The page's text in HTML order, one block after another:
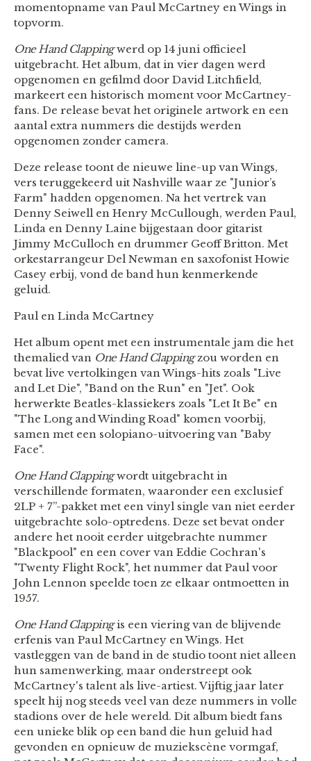
momentopname van Paul McCartney en Wings in
topvorm.
One Hand Clappingwerd op 14 juni officieel
uitgebracht. Het album, dat in vier dagen werd
opgenomen en gefilmd door David Litchfield,
markeert een historisch moment voor McCartney-
fans. De release bevat het originele artwork en een
aantal extra nummers die destijds werden
opgenomen zonder camera.
Deze release toont de nieuwe line-up van Wings,
vers teruggekeerd uit Nashville waar ze "Junior’s
Farm" hadden opgenomen. Na het vertrek van
Denny Seiwell en Henry McCullough, werden Paul,
Linda en Denny Laine bijgestaan door gitarist
Jimmy McCulloch en drummer Geoff Britton. Met
orkestarrangeur Del Newman en saxofonist Howie
Casey erbij, vond de band hun kenmerkende
geluid.
Paul en Linda McCartney
Het album opent met een instrumentale jam die het
themalied van One Hand Clappingzou worden en
bevat live vertolkingen van Wings-hits zoals "Live
and Let Die", "Band on the Run" en "Jet". Ook
herwerkte Beatles-klassiekers zoals "Let It Be" en
"The Long and Winding Road" komen voorbij,
samen met een solopiano-uitvoering van "Baby
Face".
One Hand Clappingwordt uitgebracht in
verschillende formaten, waaronder een exclusief
2LP + 7”-pakket met een vinyl single van niet eerder
uitgebrachte solo-optredens. Deze set bevat onder
andere het nooit eerder uitgebrachte nummer
"Blackpool" en een cover van Eddie Cochran's
"Twenty Flight Rock", het nummer dat Paul voor
John Lennon speelde toen ze elkaar ontmoetten in
1957.
One Hand Clappingis een viering van de blijvende
erfenis van Paul McCartney en Wings. Het
vastleggen van de band in de studio toont niet alleen
hun samenwerking, maar onderstreept ook
McCartney's talent als live-artiest. Vijftig jaar later
speelt hij nog steeds veel van deze nummers in volle
stadions over de hele wereld. Dit album biedt fans
een unieke blik op een band die hun geluid had
gevonden en opnieuw de muziekscène vormgaf,